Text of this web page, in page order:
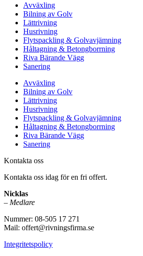
Avväxling
Bilning av Golv
Lättrivning
Husrivning
Flytspackling & Golvavjämning
Håltagning & Betongborrning
Riva Bärande Vägg
Sanering
Avväxling
Bilning av Golv
Lättrivning
Husrivning
Flytspackling & Golvavjämning
Håltagning & Betongborrning
Riva Bärande Vägg
Sanering
Kontakta oss
Kontakta oss idag för en fri offert.
Nicklas
– Medlare
Nummer: 08-505 17 271
Mail: offert@rivningsfirma.se
Integritetspolicy